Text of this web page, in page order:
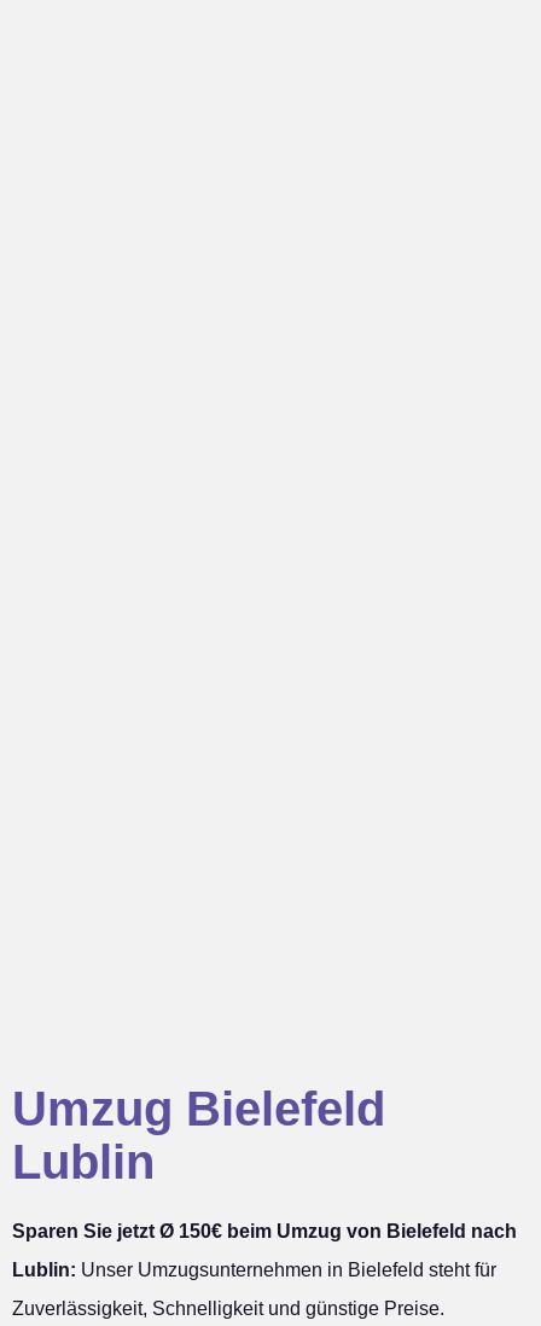
Umzug Bielefeld
Lublin
Sparen Sie jetzt Ø 150€ beim Umzug von Bielefeld nach
Lublin: Unser Umzugsunternehmen in Bielefeld steht für
Zuverlässigkeit, Schnelligkeit und günstige Preise.